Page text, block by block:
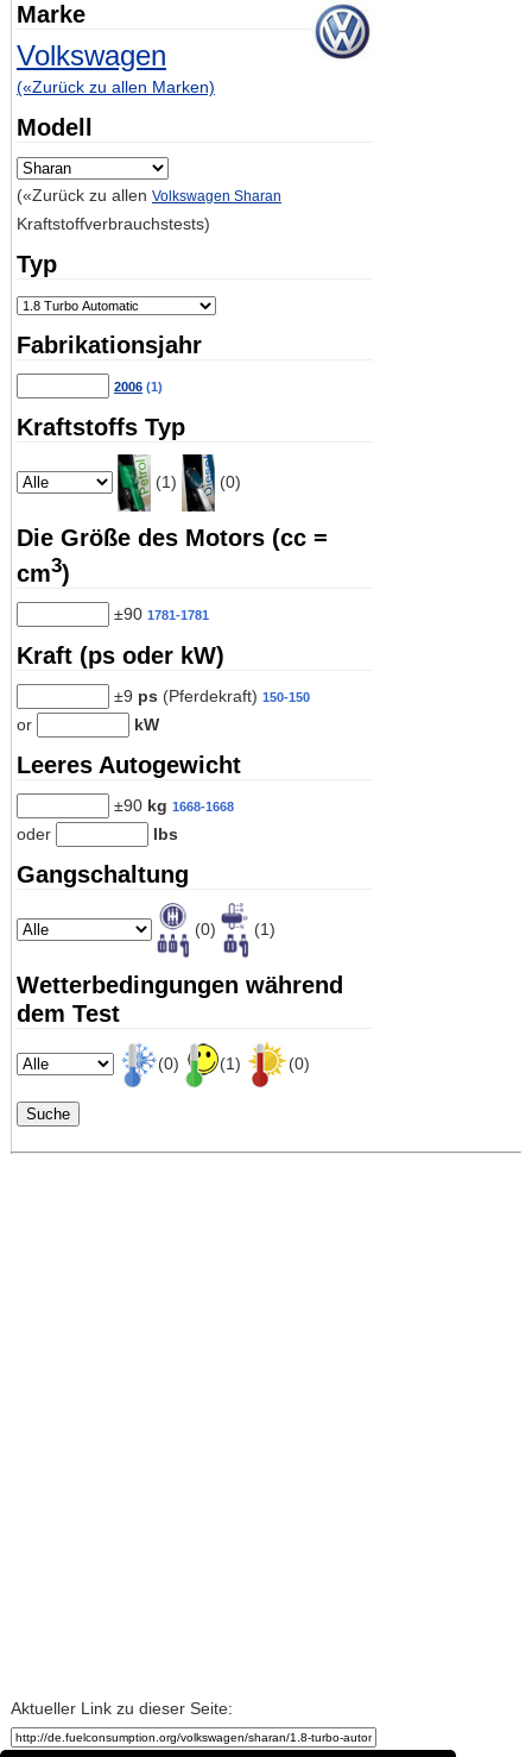
Marke
Volkswagen
(«Zurück zu allen Marken)
Modell
(«Zurück zu allen Volkswagen Sharan
Kraftstoffverbrauchstests)
Typ
Fabrikationsjahr
2006(1)
Kraftstoffs Typ
(1) (0)
Die Größe des Motors (cc =
cm3)
±90 1781-1781
Kraft (ps oder kW)
±9 ps (Pferdekraft) 150-150
or kW
Leeres Autogewicht
±90 kg 1668-1668
oder lbs
Gangschaltung
(0) (1)
Wetterbedingungen während
dem Test
(0) (1) (0)
Aktueller Link zu dieser Seite: